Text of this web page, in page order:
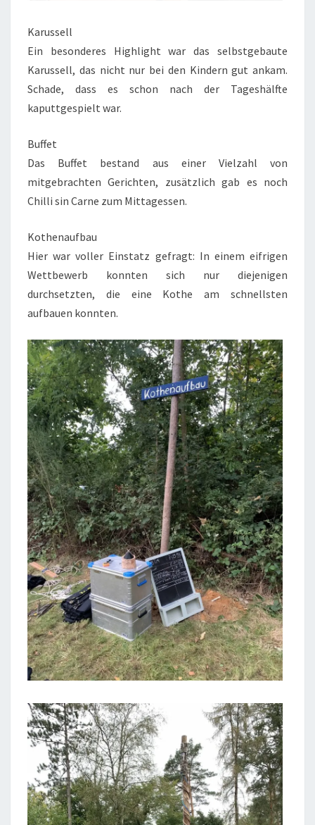
Karussell
Ein besonderes Highlight war das selbstgebaute
Karussell, das nicht nur bei den Kindern gut ankam.
Schade, dass es schon nach der Tageshälfte
kaputtgespielt war.
Buffet
Das Buffet bestand aus einer Vielzahl von
mitgebrachten Gerichten, zusätzlich gab es noch
Chilli sin Carne zum Mittagessen.
Kothenaufbau
Hier war voller Einstatz gefragt: In einem eifrigen
Wettbewerb konnten sich nur diejenigen
durchsetzten, die eine Kothe am schnellsten
aufbauen konnten.